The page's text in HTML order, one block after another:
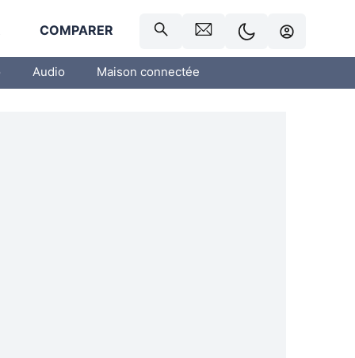
COMPARER
Audio Maison connectée